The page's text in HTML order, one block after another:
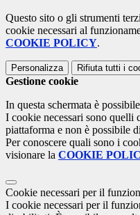
Questo sito o gli strumenti
cookie necessari al
COOKIE POLICY.
Personalizza Rifiuta tutti i
Gestione cookie
In questa schermata è
I cookie necessari sono quelli
piattaforma e non è possibile
Per conoscere quali sono i
visionare la COOKIE
Cookie necessari per il
I cookie necessari per il